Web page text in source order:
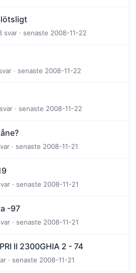
svar · senaste 2008-11-22
· senaste 2008-11-22
· senaste 2008-11-22
· senaste 2008-11-21
· senaste 2008-11-21
-97
· senaste 2008-11-21
II 2300GHIA 2 - 74
· senaste 2008-11-21